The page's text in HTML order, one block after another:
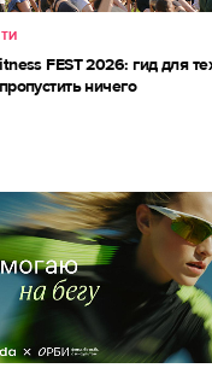
FEST 2026: гид для
ничего